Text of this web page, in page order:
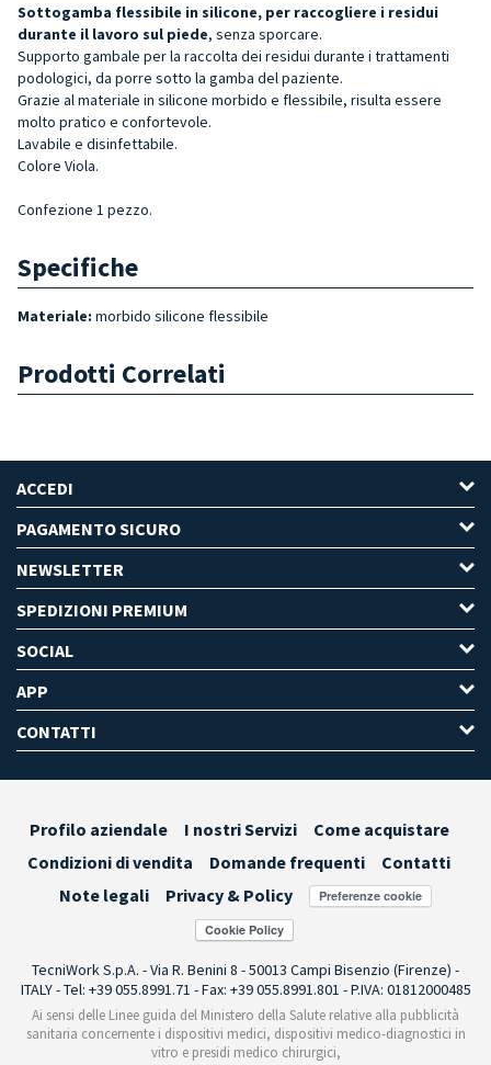
Sottogamba flessibile in silicone, per raccogliere i residui
durante il lavoro sul piede, senza sporcare.
Supporto gambale per la raccolta dei residui durante i trattamenti
podologici, da porre sotto la gamba del paziente.
Grazie al materiale in silicone morbido e flessibile, risulta essere
molto pratico e confortevole.
Lavabile e disinfettabile.
Colore Viola.
Confezione 1 pezzo.
Specifiche
Materiale: morbido silicone flessibile
Prodotti Correlati
ACCEDI
PAGAMENTO SICURO
NEWSLETTER
SPEDIZIONI PREMIUM
SOCIAL
APP
CONTATTI
Profilo aziendale I nostri Servizi
Come acquistare
Condizioni di vendita
Domande frequenti
Contatti
Note legali
Privacy & Policy Preferenze cookie
TecniWork S.p.A. - Via R. Benini 8 - 50013 Campi Bisenzio (Firenze) -
ITALY - Tel: +39 055.8991.71 - Fax: +39 055.8991.801 - P.IVA: 01812000485
Ai sensi delle Linee guida del Ministero della Salute relative alla pubblicità
sanitaria concernente i dispositivi medici, dispositivi medico-diagnostici in
vitro e presidi medico chirurgici,